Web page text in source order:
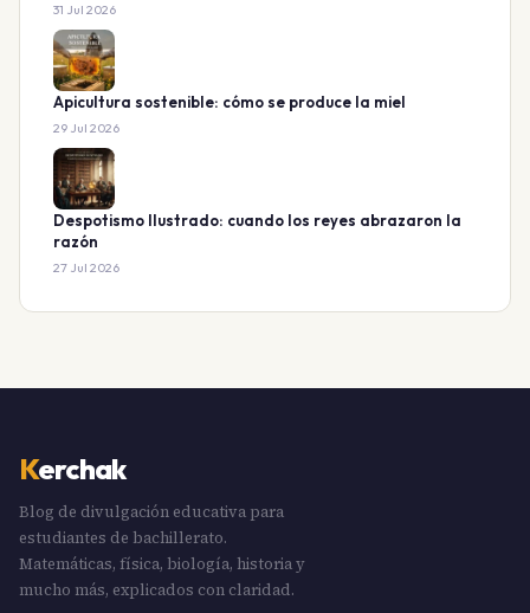
31 Jul 2026
Apicultura sostenible: cómo se produce la miel
29 Jul 2026
Despotismo Ilustrado: cuando los reyes abrazaron la
razón
27 Jul 2026
Kerchak
Blog de divulgación educativa para
estudiantes de bachillerato.
Matemáticas, física, biología, historia y
mucho más, explicados con claridad.